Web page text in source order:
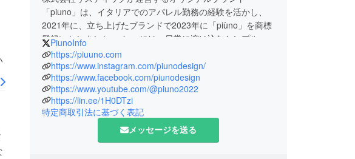
「piuno」は、イタリアでのアパレル勤務の経験を活かし、
2021年に、立ち上げたブランドで2023年に「piùno」を商標
登録いたしました。piunoには、日常に溶け込むシンプルな
デザインに「あると嬉しい」独自の機能を何かひとつプラス
したモノづくりを目指すという意味を込めています。
piunoは、少人数のチームですが、これまでにいくつかの
バッグ製品のプロジェクトを実施させていただき、多くの支
援者様のご支援を通じてすばらしいご縁に恵まれ、皆さまか
らのフィードバッグにも寄り添い、日々、製品の改善、新製
品の開発に尽力いたしております。piùnoのバッグが、少し
でも皆さまのお役に立てれば幸いです。皆さまの応援、どう
PiunoInfo
https://piuuno.com
https://www.instagram.com/piunodesign/
https://www.facebook.com/piunodesign
https://www.youtube.com/@piuno2022
https://lin.ee/1H0DTzi
特定商取引法に基づく表記
メッセージを送る